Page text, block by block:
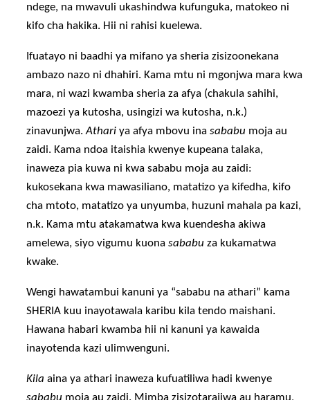
ndege, na mwavuli ukashindwa kufunguka, matokeo ni
kifo cha hakika. Hii ni rahisi kuelewa.
Ifuatayo ni baadhi ya mifano ya sheria zisizoonekana
ambazo nazo ni dhahiri. Kama mtu ni mgonjwa mara kwa
mara, ni wazi kwamba sheria za afya (chakula sahihi,
mazoezi ya kutosha, usingizi wa kutosha, n.k.)
zinavunjwa.Athari ya afya mbovu inasababu moja au
zaidi. Kama ndoa itaishia kwenye kupeana talaka,
inaweza pia kuwa ni kwa sababu moja au zaidi:
kukosekana kwa mawasiliano, matatizo ya kifedha, kifo
cha mtoto, matatizo ya unyumba, huzuni mahala pa kazi,
n.k. Kama mtu atakamatwa kwa kuendesha akiwa
amelewa, siyo vigumu kuonasababu za kukamatwa
kwake.
Wengi hawatambui kanuni ya “sababu na athari” kama
SHERIA kuu inayotawala karibu kila tendo maishani.
Hawana habari kwamba hii ni kanuni ya kawaida
inayotenda kazi ulimwenguni.
Kila aina ya athari inaweza kufuatiliwa hadi kwenye